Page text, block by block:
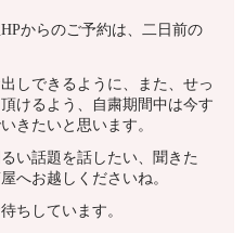
からのご予約は、二日前の
しできるように、また、せっ
けるよう、自粛期間中は今す
きたいと思います。
い話題を話したい、聞きた
へお越しくださいね。
ちしています。